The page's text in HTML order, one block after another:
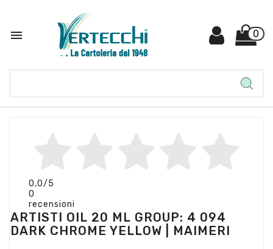
 0
0,0/5
0
recensioni
ARTISTI OIL 20 ML GROUP: 4 094
DARK CHROME YELLOW | MAIMERI